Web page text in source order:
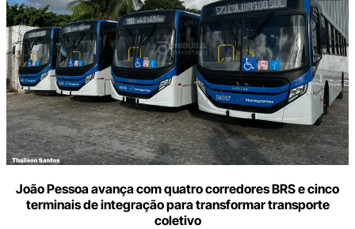
João Pessoa avança com quatro corredores BRS e cinco
terminais de integração para transformar transporte
coletivo